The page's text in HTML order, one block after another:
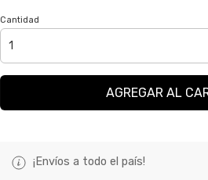
Cantidad
AGREGAR AL
¡Envíos a todo el país!